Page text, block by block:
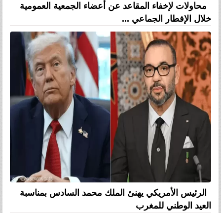
محاولات لإخفاء المقاعد عن أعضاء الجمعية العمومية
خلال الإفطار الجماعي ...
الرئيس الأمريكي يهنئ الملك محمد السادس بمناسبة
العيد الوطني للمغرب